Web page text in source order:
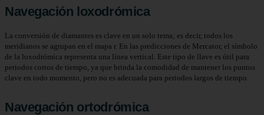
Navegación loxodrómica
La conversión de diamantes es clave en un solo tema; es decir, todos los
meridianos se agrupan en el mapa r. En las predicciones de Mercator, el símbolo
de la loxodrómica representa una línea vertical. Este tipo de llave es útil para
periodos cortos de tiempo, ya que brinda la comodidad de mantener los puntos
clave en todo momento, pero no es adecuada para periodos largos de tiempo.
Navegación ortodrómica